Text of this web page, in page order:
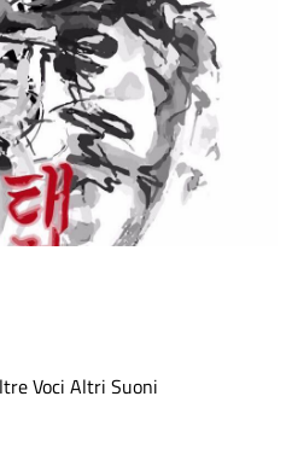
Voci Altri Suoni